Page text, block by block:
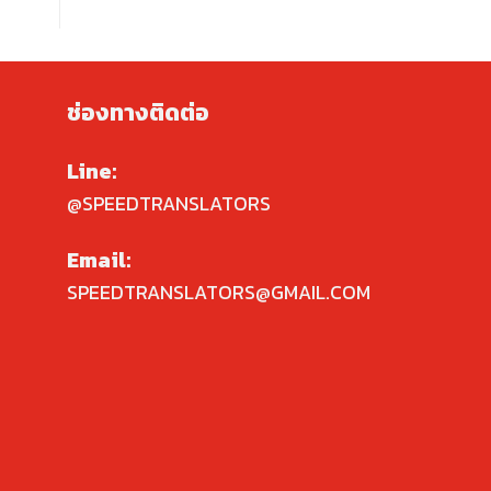
ช่องทางติดต่อ
Line:
@SPEEDTRANSLATORS
Email:
SPEEDTRANSLATORS@GMAIL.COM